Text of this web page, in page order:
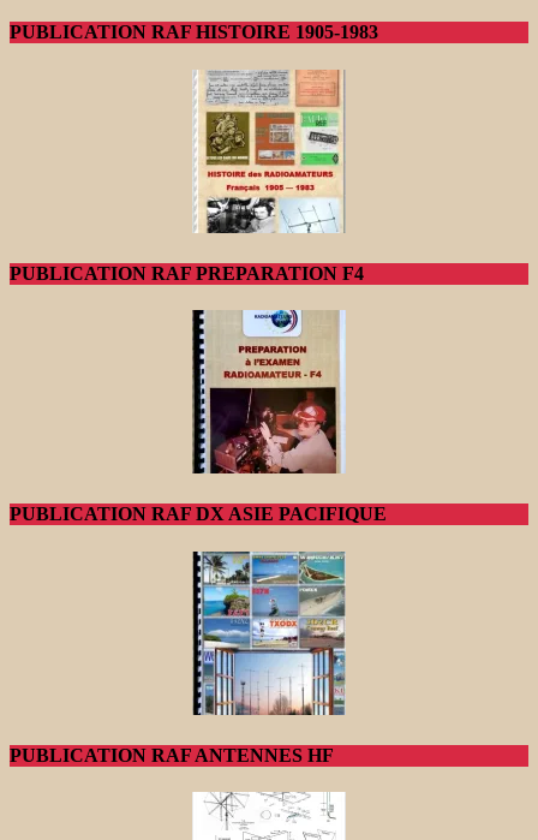
PUBLICATION RAF HISTOIRE 1905-1983
PUBLICATION RAF PREPARATION F4
PUBLICATION RAF DX ASIE PACIFIQUE
PUBLICATION RAF ANTENNES HF